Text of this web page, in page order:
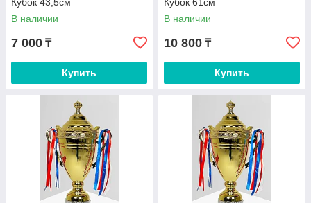
В наличии
7 000 ₸
Купить
В наличии
10 800 ₸
Купить